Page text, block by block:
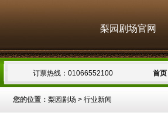
梨园剧场官网
订票热线：01066552100 首页
您的位置： 梨园剧场 > 行业新闻